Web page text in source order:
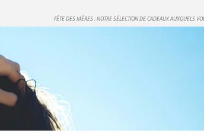
FÊTE DES MÈRES : NOTRE SÉLECTION DE CADEAUX AUXQUELS